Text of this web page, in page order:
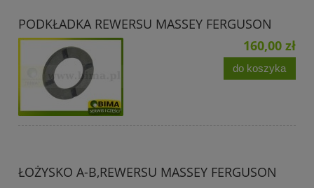
PODKŁADKA REWERSU MASSEY FERGUSON
160,00 zł
do koszyka
ŁOŻYSKO A-B,REWERSU MASSEY FERGUSON